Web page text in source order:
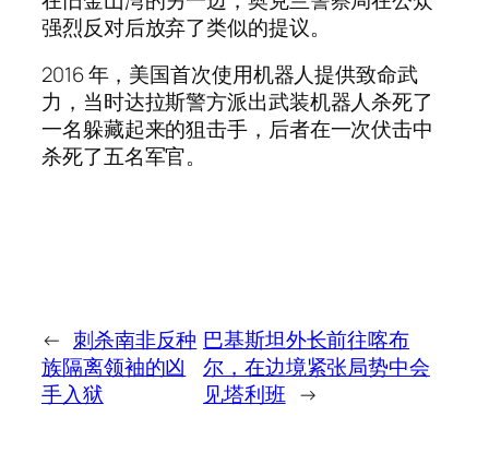
强烈反对后放弃了类似的提议。
2016 年，美国首次使用机器人提供致命武
力，当时达拉斯警方派出武装机器人杀死了
一名躲藏起来的狙击手，后者在一次伏击中
杀死了五名军官。
← 刺杀南非反种
族隔离领袖的凶
手入狱
巴基斯坦外长前往喀布
尔，在边境紧张局势中会
见塔利班 →